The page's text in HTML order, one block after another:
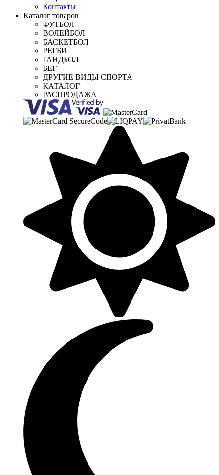
Контакты
Каталог товаров
ФУТБОЛ
ВОЛЕЙБОЛ
БАСКЕТБОЛ
РЕГБИ
ГАНДБОЛ
БЕГ
ДРУГИЕ ВИДЫ СПОРТА
КАТАЛОГ
РАСПРОДАЖА